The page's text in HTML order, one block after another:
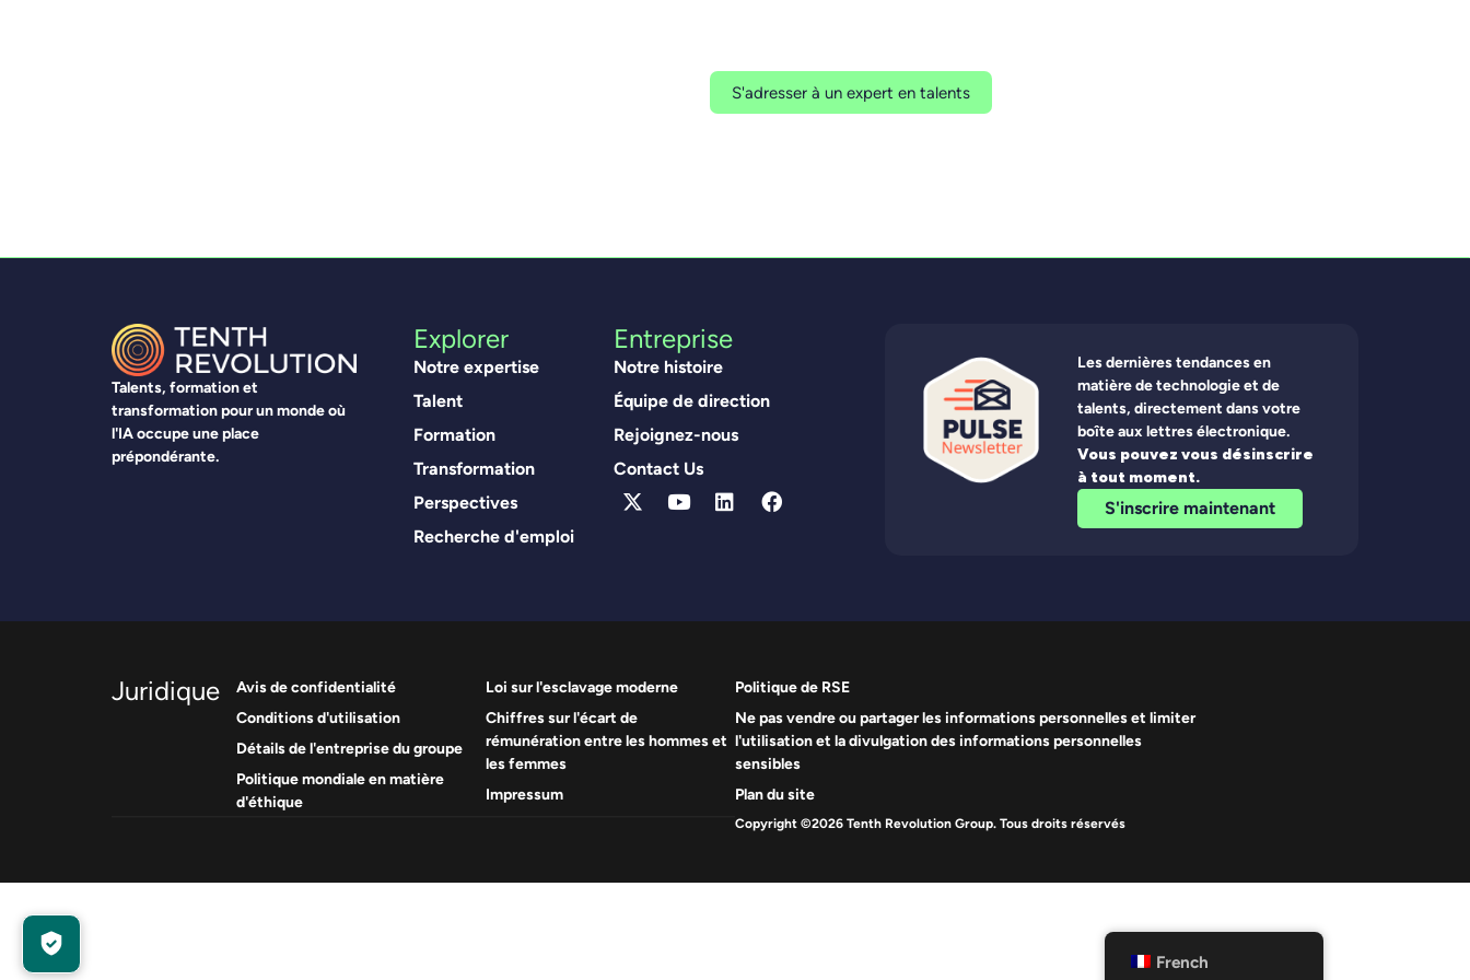
S'adresser à un expert en talents
Talents, formation et
transformation pour un monde où
l'IA occupe une place
prépondérante.
Explorer
Notre expertise
Talent
Formation
Transformation
Perspectives
Recherche d'emploi
Entreprise
Notre histoire
Équipe de direction
Rejoignez-nous
Contact Us
Les dernières tendances en
matière de technologie et de
talents, directement dans votre
boîte aux lettres électronique.
Vous pouvez vous désinscrire
à tout moment.
S'inscrire maintenant
Juridique
Avis de confidentialité
Conditions d'utilisation
Détails de l'entreprise du groupe
Politique mondiale en matière
d'éthique
Loi sur l'esclavage moderne
Chiffres sur l'écart de
rémunération entre les hommes et
les femmes
Impressum
Politique de RSE
Ne pas vendre ou partager les informations personnelles et limiter
l'utilisation et la divulgation des informations personnelles
sensibles
Plan du site
Copyright ©2026 Tenth Revolution Group. Tous droits réservés
French